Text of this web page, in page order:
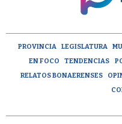
PROVINCIA LEGISLATURA
EN FOCO
TENDENCIAS
RELATOS BONAERENSES